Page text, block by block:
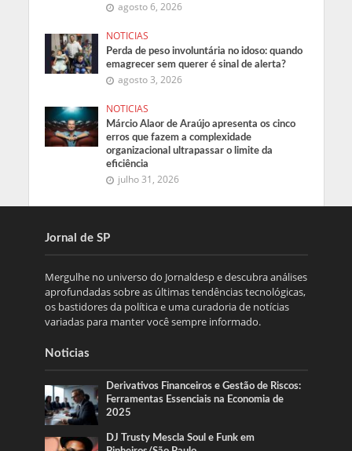
agosto 6, 2026
NOTICIAS
Perda de peso involuntária no idoso: quando
emagrecer sem querer é sinal de alerta?
agosto 3, 2026
NOTICIAS
Márcio Alaor de Araújo apresenta os cinco
erros que fazem a complexidade
organizacional ultrapassar o limite da
eficiência
julho 31, 2026
Jornal de SP
Mergulhe no universo do Jornaldesp e descubra análises
aprofundadas sobre as últimas tendências tecnológicas,
os bastidores da política e uma curadoria de notícias
variadas para manter você sempre informado.
Noticias
Derivativos Financeiros e Gestão de Riscos:
Ferramentas Essenciais na Economia de
2025
DJ Trusty Mescla Soul e Funk em